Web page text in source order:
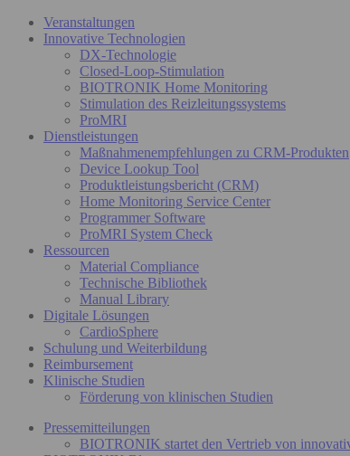
Veranstaltungen
Innovative Technologien
DX-Technologie
Closed-Loop-Stimulation
BIOTRONIK Home Monitoring
Stimulation des Reizleitungssystems
ProMRI
Dienstleistungen
Maßnahmenempfehlungen zu CRM-Produkten
Device Lookup Tool
Produktleistungsbericht (CRM)
Home Monitoring Service Center
Programmer Software
ProMRI System Check
Ressourcen
Material Compliance
Technische Bibliothek
Manual Library
Digitale Lösungen
CardioSphere
Schulung und Weiterbildung
Reimbursement
Klinische Studien
Förderung von klinischen Studien
Pressemitteilungen
BIOTRONIK startet den Vertrieb von